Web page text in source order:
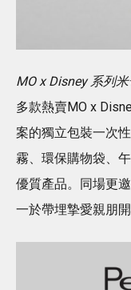
MO x Disney 系列
多款熱賣MO x
案的獨立包裝一次
霧、環保購物袋、
優質產品。同場更
一於帶埋摯愛親朋